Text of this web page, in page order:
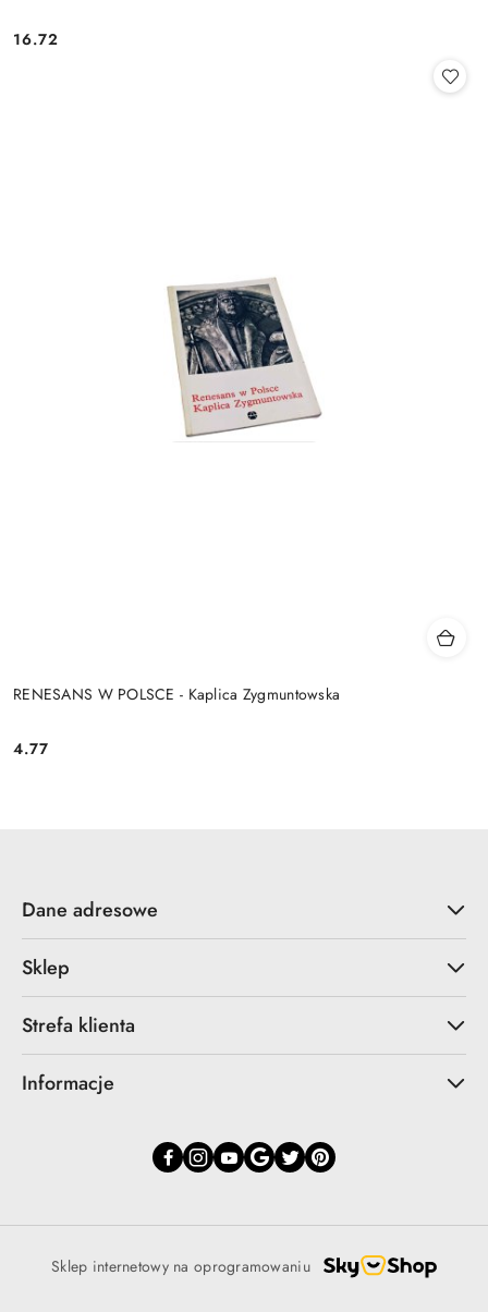
Cena:
16.72
RENESANS W POLSCE - Kaplica Zygmuntowska
Cena:
4.77
Dane adresowe
Sklep
Strefa klienta
Informacje
Sklep internetowy na oprogramowaniu